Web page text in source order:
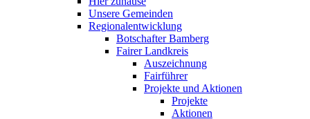
Unsere Gemeinden
Regionalentwicklung
Botschafter Bamberg
Fairer Landkreis
Auszeichnung
Fairführer
Projekte und Aktionen
Projekte
Aktionen